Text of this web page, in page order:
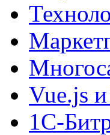
Vue.js
1С-